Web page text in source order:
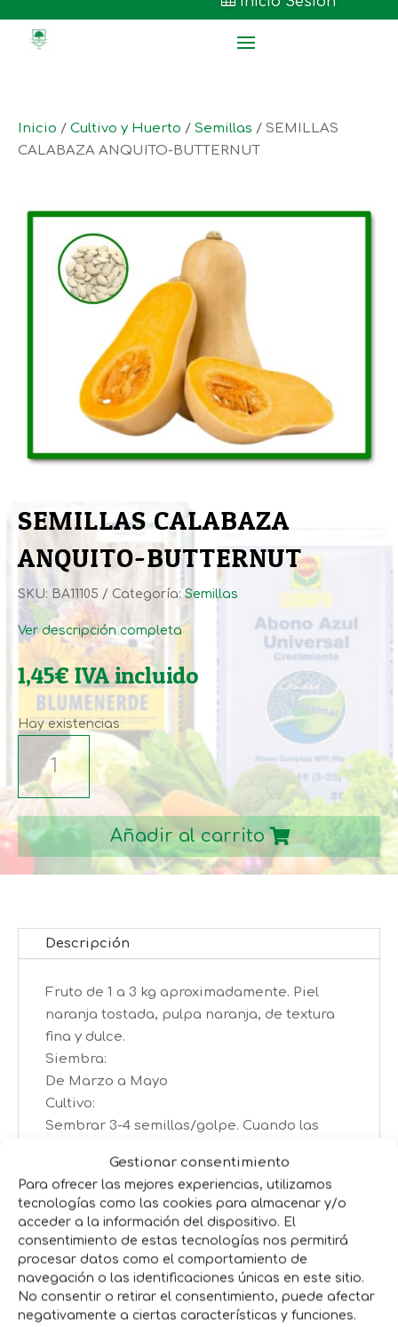
Gestionar consentimiento
Para ofrecer las mejores experiencias, utilizamos
tecnologías como las cookies para almacenar y/o
acceder a la información del dispositivo. El
consentimiento de estas tecnologías nos permitirá
procesar datos como el comportamiento de
navegación o las identificaciones únicas en este sitio.
No consentir o retirar el consentimiento, puede afectar
negativamente a ciertas características y funciones.
Inicio / Cultivo y Huerto / Semillas / SEMILLAS
CALABAZA ANQUITO-BUTTERNUT
SEMILLAS CALABAZA
ANQUITO-BUTTERNUT
SKU: BA11105 Categoría: Semillas
Ver descripción completa
1,45€ IVA incluido
Hay existencias
SEMILLAS
CALABAZA
ANQUITO-
BUTTERNUT
cantidad
Añadir al carrito
Descripción
Fruto de 1 a 3 kg aproximadamente. Piel
naranja tostada, pulpa naranja, de textura
fina y dulce.
Siembra:
De Marzo a Mayo
Cultivo:
Sembrar 3-4 semillas/golpe. Cuando las
dejando las dos plantas mas vigorosas en
cada 150x100cm.
Cosecha:
A partir de 4 o 5 Meses.
Productos relacionados